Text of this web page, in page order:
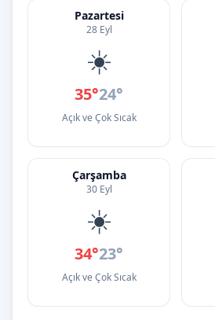
Pazartesi
28 Eyl
☀️
35°24°
Açık ve Çok Sıcak
Çarşamba
30 Eyl
☀️
34°23°
Açık ve Çok Sıcak